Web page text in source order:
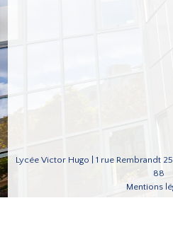
Lycée Victor Hugo | 1 rue Rembrandt
88
Mentions